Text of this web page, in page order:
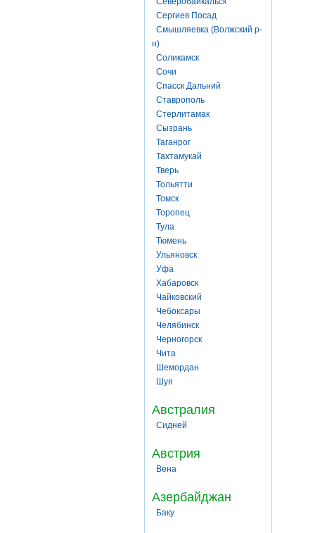
Сергиев Посад
Смышляевка (Волжский р-
н)
Соликамск
Сочи
Спасск Дальний
Ставрополь
Стерлитамак
Сызрань
Таганрог
Тахтамукай
Тверь
Тольятти
Томск
Торопец
Тула
Тюмень
Ульяновск
Уфа
Хабаровск
Чайковский
Чебоксары
Челябинск
Черногорск
Чита
Шемордан
Шуя
Австралия
Сидней
Австрия
Вена
Азербайджан
Баку